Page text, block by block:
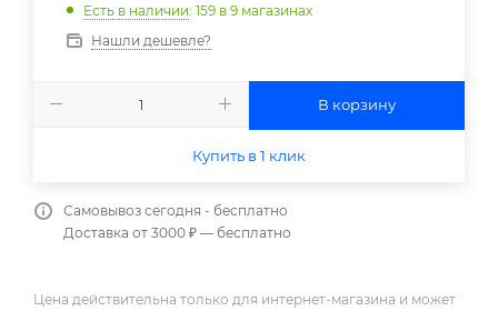
Есть в наличии: 159 в 9 магазинах
Нашли дешевле?
В корзину
Купить в 1 клик
Самовывоз сегодня - бесплатно
Доставка от 3000 ₽ — бесплатно
Цена действительна только для интернет-магазина и может